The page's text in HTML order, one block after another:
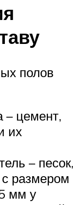
полов
цемент,
их
– песок,
размером
мм у